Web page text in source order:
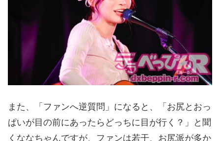
また、「ファンへ逆質問」になると、「お尻とおっ
ぱいが目の前にあったらどっちに目が行く？」と聞
くななちゃんですが、ファンは若干、お尻派が多か